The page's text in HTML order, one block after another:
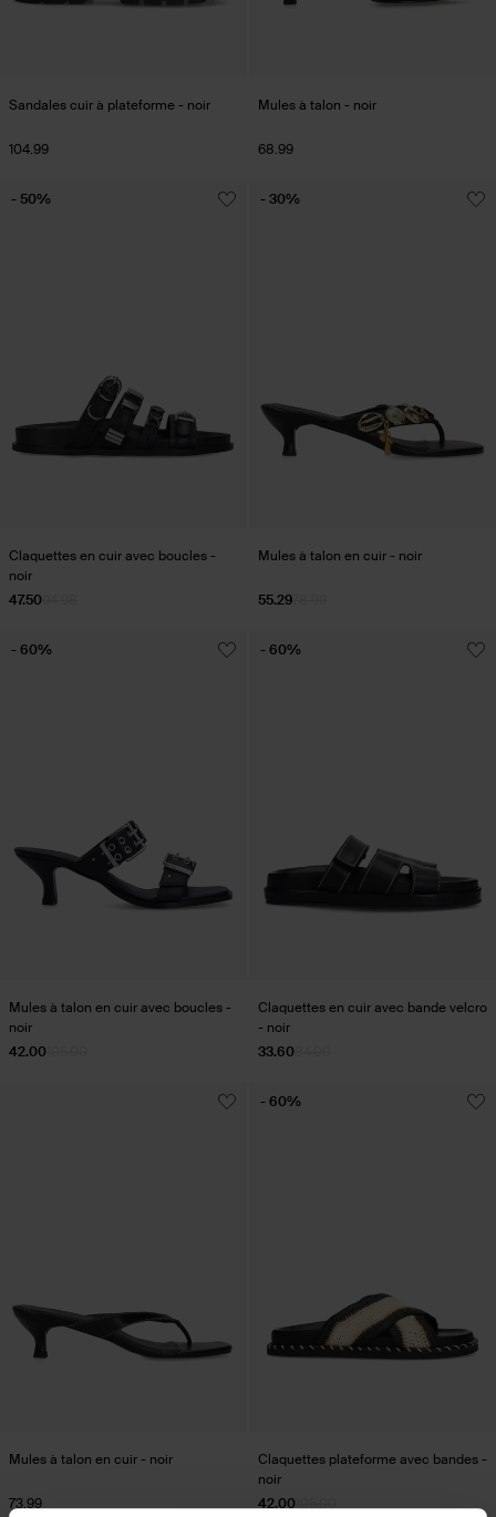
Sandales cuir à plateforme - noir
104.99
Mules à talon - noir
68.99
Claquettes en cuir avec boucles -
noir
47.50
- 50%
Mules à talon en cuir - noir
55.29
- 30%
Mules à talon en cuir avec boucles -
noir
42.00
- 60%
Claquettes en cuir avec bande velcro
- noir
33.60
- 60%
Mules à talon en cuir - noir
73.99
Claquettes plateforme avec bandes -
noir
42.00
- 60%